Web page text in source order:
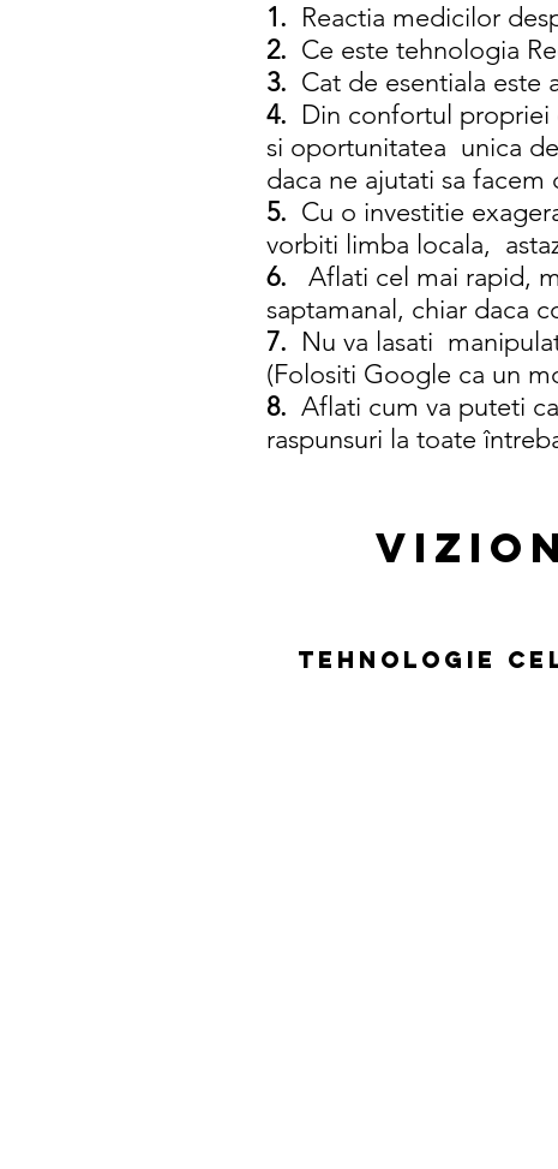
1. Reactia medicilor
2. Ce este tehnologia
3. Cat de esentiala este
4. Din confortul propriei
si oportunitatea unica
daca ne ajutati sa facem
5. Cu o investitie
vorbiti limba locala,
6. Aflati cel mai rapid,
saptamanal, chiar daca
7. Nu va lasati
(Folositi Google ca un
8. Aflati cum va puteti
raspunsuri la toate
Tehnologie